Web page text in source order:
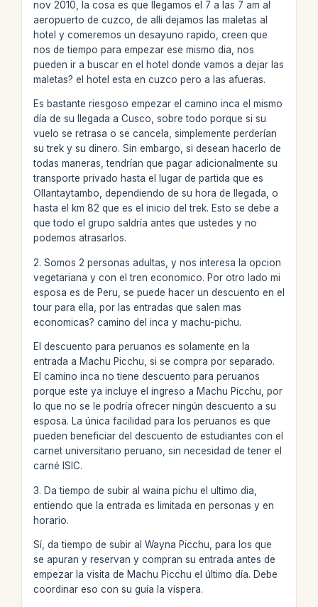
nov 2010, la cosa es que llegamos el 7 a las 7 am al
aeropuerto de cuzco, de alli dejamos las maletas al
hotel y comeremos un desayuno rapido, creen que
nos de tiempo para empezar ese mismo dia, nos
pueden ir a buscar en el hotel donde vamos a dejar las
maletas? el hotel esta en cuzco pero a las afueras.
Es bastante riesgoso empezar el camino inca el mismo
día de su llegada a Cusco, sobre todo porque si su
vuelo se retrasa o se cancela, simplemente perderían
su trek y su dinero. Sin embargo, si desean hacerlo de
todas maneras, tendrían que pagar adicionalmente su
transporte privado hasta el lugar de partida que es
Ollantaytambo, dependiendo de su hora de llegada, o
hasta el km 82 que es el inicio del trek. Esto se debe a
que todo el grupo saldría antes que ustedes y no
podemos atrasarlos.
2. Somos 2 personas adultas, y nos interesa la opcion
vegetariana y con el tren economico. Por otro lado mi
esposa es de Peru, se puede hacer un descuento en el
tour para ella, por las entradas que salen mas
economicas? camino del inca y machu-pichu.
El descuento para peruanos es solamente en la
entrada a Machu Picchu, si se compra por separado.
El camino inca no tiene descuento para peruanos
porque este ya incluye el ingreso a Machu Picchu, por
lo que no se le podría ofrecer ningún descuento a su
esposa. La única facilidad para los peruanos es que
pueden beneficiar del descuento de estudiantes con el
carnet universitario peruano, sin necesidad de tener el
carné ISIC.
3. Da tiempo de subir al waina pichu el ultimo dia,
entiendo que la entrada es limitada en personas y en
horario.
Sí, da tiempo de subir al Wayna Picchu, para los que
se apuran y reservan y compran su entrada antes de
empezar la visita de Machu Picchu el último día. Debe
coordinar eso con su guía la víspera.